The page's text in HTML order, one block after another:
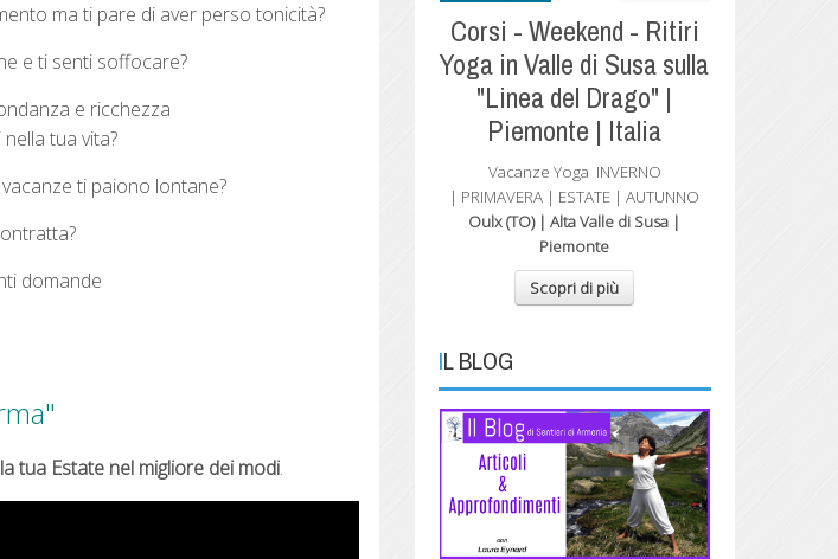
ma ti pare di aver perso tonicità?
e ti senti soffocare?
e ricchezza
tua vita?
ti paiono lontane?
domande
tua Estate nel migliore dei modi.
Corsi - Weekend - Ritiri
Yoga in Valle di Susa sulla
"Linea del Drago" |
Piemonte | Italia
Vacanze Yoga INVERNO
| PRIMAVERA | ESTATE | AUTUNNO
Oulx (TO) | Alta Valle di Susa |
Piemonte
Scopri di più
IL BLOG